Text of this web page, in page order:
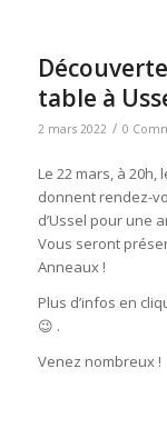
table à
2 mars 2022 / 0
Le 22 mars, à
donnent rendez-
d’Ussel pour une
Vous seront
Anneaux !
Plus d’infos en
😉 .
Venez nombreux !